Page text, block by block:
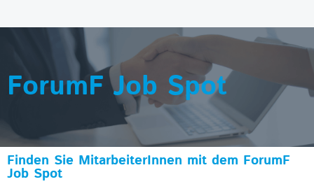
ForumF Job Spot
Finden Sie MitarbeiterInnen mit dem ForumF
Job Spot